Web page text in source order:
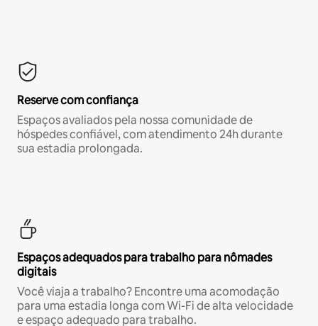
Reserve com confiança
Espaços avaliados pela nossa comunidade de
hóspedes confiável, com atendimento 24h durante
sua estadia prolongada.
Espaços adequados para trabalho para nômades
digitais
Você viaja a trabalho? Encontre uma acomodação
para uma estadia longa com Wi-Fi de alta velocidade
e espaço adequado para trabalho.